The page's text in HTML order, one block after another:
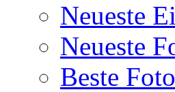
Neueste
Neueste
Beste